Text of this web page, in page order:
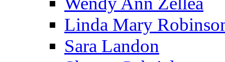
Linda Mary
Sara Landon